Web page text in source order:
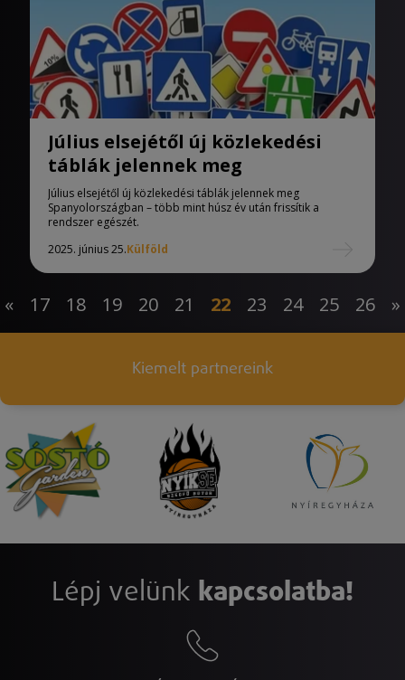
Július elsejétől új közlekedési
táblák jelennek meg
Július elsejétől új közlekedési táblák jelennek meg
Spanyolországban – több mint húsz év után frissítik a
rendszer egészét.
2025. június 25.Külföld
« 17 18 19 20 21 22 23 24 25 26 »
Kiemelt partnereink
Lépj velünk kapcsolatba!